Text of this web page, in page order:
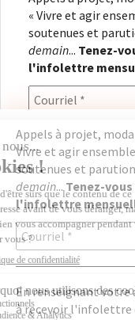
« Vivre et agir
soutenues et
demain... Tenez-
l'infolettre
En renseignant
consentez à
Seligmann,
confidentialité. Il
désabonner à tout
Copyright © 2026Fondation
Appels à projet,
Vivre et agir
soutenues et
demain...Tenez-
l'infolettre
En renseignant votre
à recevoir l'infolettre